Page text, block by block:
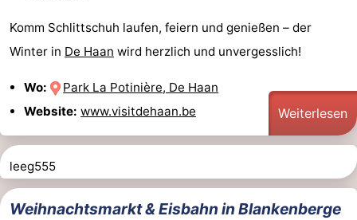
Komm Schlittschuh laufen, feiern und genießen – der
Winter in De Haan wird herzlich und unvergesslich!
Wo:
Park La Potinière, De Haan
Website: www.visitdehaan.be Weiterlesen
leeg555
Weihnachtsmarkt & Eisbahn in Blankenberge